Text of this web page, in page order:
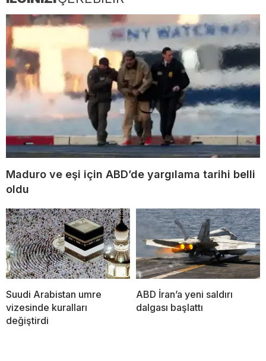
Maduro ve eşi için ABD’de yargılama tarihi belli
oldu
Suudi Arabistan umre
vizesinde kuralları
değiştirdi
ABD İran’a yeni saldırı
dalgası başlattı